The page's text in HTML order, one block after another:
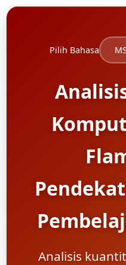
Pilih Bahasa
Analisis